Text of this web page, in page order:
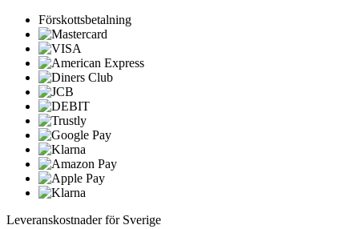
Förskottsbetalning
Leveranskostnader för Sverige